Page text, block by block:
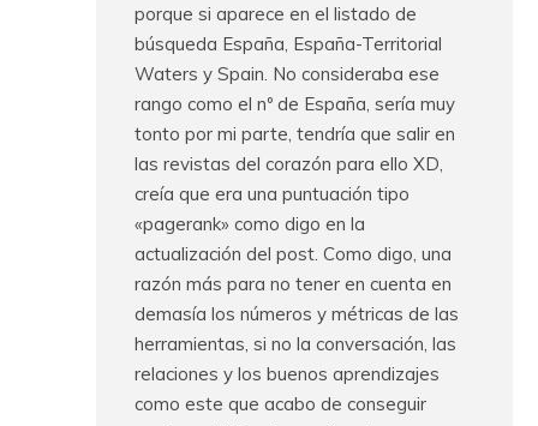
porque si aparece en el listado de
búsqueda España, España-Territorial
Waters y Spain. No consideraba ese
rango como el nº de España, sería muy
tonto por mi parte, tendría que salir en
las revistas del corazón para ello XD,
creía que era una puntuación tipo
«pagerank» como digo en la
actualización del post. Como digo, una
razón más para no tener en cuenta en
demasía los números y métricas de las
herramientas, si no la conversación, las
relaciones y los buenos aprendizajes
como este que acabo de conseguir